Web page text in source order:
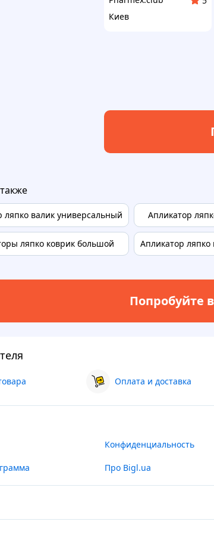
Киев
ляпко валик универсальный
ляпко коврик большой
Апликатор
Апликатор ляпко
Попробуйте
Оплата и доставка
Конфиденциальность
Про Bigl.ua